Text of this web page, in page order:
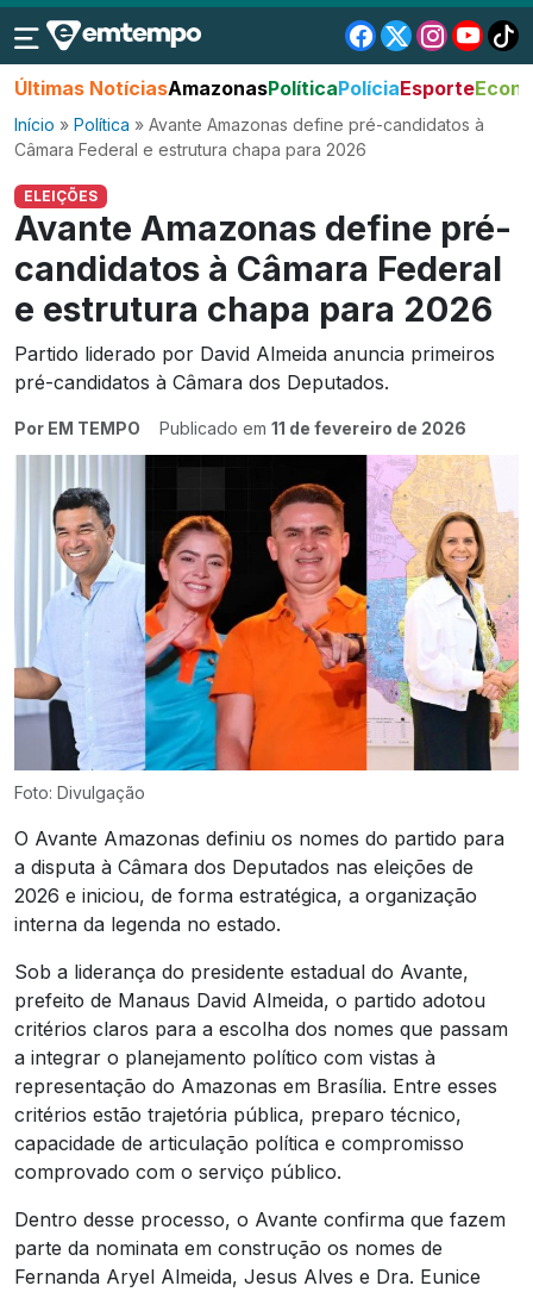
Últimas NotíciasAmazonasPolíticaPolíciaEsporte
Início » Política » Avante Amazonas define pré-candidatos à
Câmara Federal e estrutura chapa para 2026
ELEIÇÕES
Avante Amazonas define pré-
candidatos à Câmara Federal
e estrutura chapa para 2026
Partido liderado por David Almeida anuncia primeiros
pré-candidatos à Câmara dos Deputados.
Por EM TEMPO Publicado em 11 de fevereiro de 2026
Foto: Divulgação
O Avante Amazonas definiu os nomes do partido para
a disputa à Câmara dos Deputados nas eleições de
2026 e iniciou, de forma estratégica, a organização
interna da legenda no estado.
Sob a liderança do presidente estadual do Avante,
prefeito de Manaus David Almeida, o partido adotou
critérios claros para a escolha dos nomes que passam
a integrar o planejamento político com vistas à
representação do Amazonas em Brasília. Entre esses
critérios estão trajetória pública, preparo técnico,
capacidade de articulação política e compromisso
comprovado com o serviço público.
Dentro desse processo, o Avante confirma que fazem
parte da nominata em construção os nomes de
Fernanda Aryel Almeida, Jesus Alves e Dra. Eunice